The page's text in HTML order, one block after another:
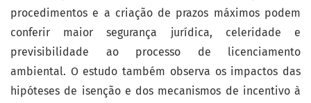
procedimentos e a criação de prazos máximos podem
conferir maior segurança jurídica, celeridade e
previsibilidade ao processo de licenciamento
ambiental. O estudo também observa os impactos das
hipóteses de isenção e dos mecanismos de incentivo à